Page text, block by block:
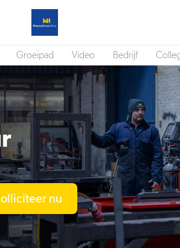
Groeipad Video Bedrijf
nu